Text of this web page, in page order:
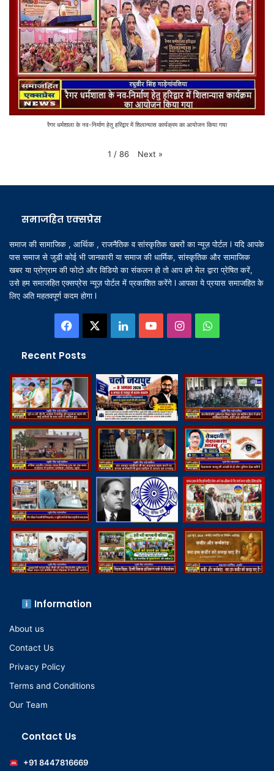
रैगर धर्मशाला के नव-निर्माण हेतु हरिद्वार में शिलान्यास कार्यक्रम का आयोजन किया गया
1 / 86 Next »
समाजहित एक्सप्रेस
समाज की सामाजिक , आर्थिक , राजनैतिक व सांस्कृतिक खबरों का न्यूज़ पोर्टल l यदि आपके
पास समाज से जुडी कोई भी जानकारी या समाज की धार्मिक, सांस्कृतिक और सामाजिक
खबर या प्रोग्राम की फोटो और विडियो का संकलन हो तो आप हमे मेल द्वारा प्रेषित करें,
उसे हम समाजहित एक्सप्रेस न्यूज़ पोर्टल में प्रकाशित करेंगे l आपका ये प्रयास समाजहित के
लिए अति महतवपूर्ण कदम होगा l
Facebook LinkedInYouTubeInstagramWhatsApp
Recent Posts
Information
About us
Contact Us
Privacy Policy
Terms and Conditions
Our Team
Contact Us
+91 8447816669